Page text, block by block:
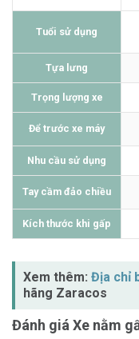
Tuổi sử dụng
Tựa lưng
Trọng lượng xe
Để trước xe máy
Nhu cầu sử dụng
Tay cầm đảo chiều
Kích thước khi gấp
Xem thêm: Địa chỉ
hãng Zaracos
Đánh giá Xe nằm